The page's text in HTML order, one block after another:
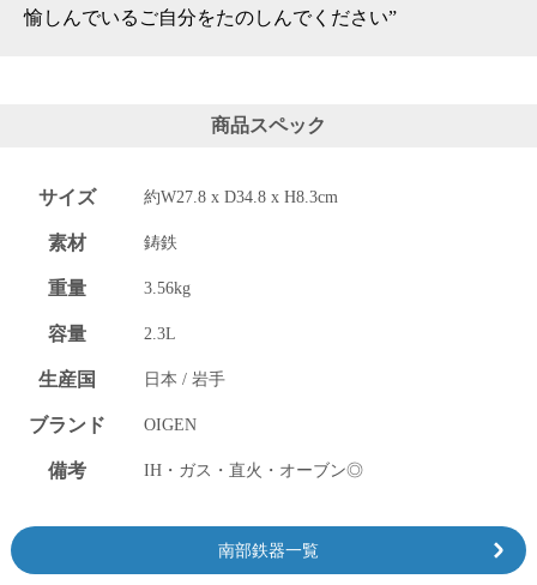
愉しんでいるご自分をたのしんでください”
商品スペック
サイズ 約W27.8 x D34.8 x H8.3cm
素材 鋳鉄
重量 3.56kg
容量 2.3L
生産国 日本 / 岩手
ブランド OIGEN
備考 IH・ガス・直火・オーブン◎
南部鉄器一覧